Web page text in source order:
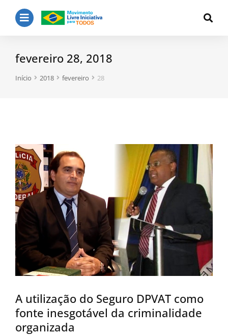
fevereiro 28, 2018
Você está aqui:
Início 2018 fevereiro 28
A utilização do Seguro DPVAT como
fonte inesgotável da criminalidade
organizada